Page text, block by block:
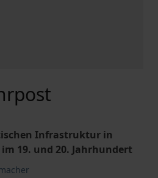
Infrastruktur in
19. und 20. Jahrhundert